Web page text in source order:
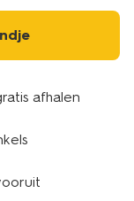
afhalen